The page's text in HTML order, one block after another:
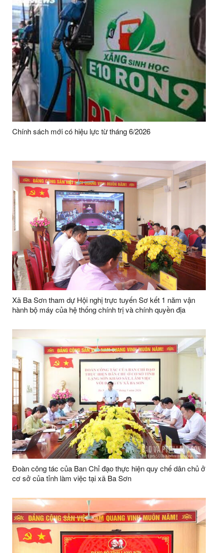
Chính sách mới có hiệu lực từ tháng 6/2026
Xã Ba Sơn tham dự Hội nghị trực tuyến Sơ kết 1 năm vận
hành bộ máy của hệ thống chính trị và chính quyền địa
Đoàn công tác của Ban Chỉ đạo thực hiện quy chế dân chủ ở
cơ sở của tỉnh làm việc tại xã Ba Sơn